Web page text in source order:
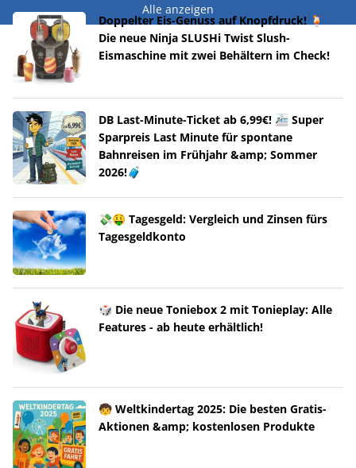
Alle anzeigen
Doppelter Eis-Genuss auf Knopfdruck! 🍹
Die neue Ninja SLUSHi Twist Slush-
Eismaschine mit zwei Behältern im Check!
DB Last-Minute-Ticket ab 6,99€! 🚈 Super
Sparpreis Last Minute für spontane
Bahnreisen im Frühjahr &amp; Sommer
2026!🧳
💸🤑 Tagesgeld: Vergleich und Zinsen fürs
Tagesgeldkonto
🎲 Die neue Toniebox 2 mit Tonieplay: Alle
Features - ab heute erhältlich!
🧒 Weltkindertag 2025: Die besten Gratis-
Aktionen &amp; kostenlosen Produkte